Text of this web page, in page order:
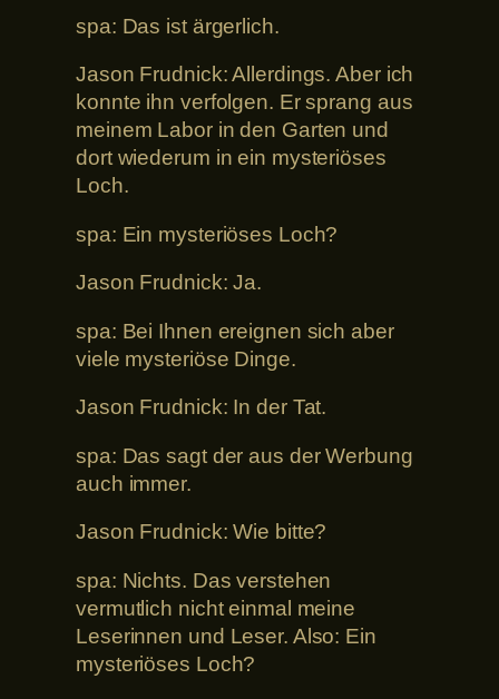
spa: Das ist ärgerlich.
Jason Frudnick: Allerdings. Aber ich
konnte ihn verfolgen. Er sprang aus
meinem Labor in den Garten und
dort wiederum in ein mysteriöses
Loch.
spa: Ein mysteriöses Loch?
Jason Frudnick: Ja.
spa: Bei Ihnen ereignen sich aber
viele mysteriöse Dinge.
Jason Frudnick: In der Tat.
spa: Das sagt der aus der Werbung
auch immer.
Jason Frudnick: Wie bitte?
spa: Nichts. Das verstehen
vermutlich nicht einmal meine
Leserinnen und Leser. Also: Ein
mysteriöses Loch?